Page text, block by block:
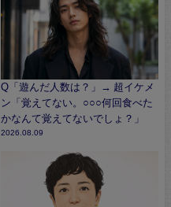
Q「遊んだ人数は？」→ 超イケメ
ン「覚えてない。○○○何回食べた
かなんて覚えてないでしょ？」
2026.08.09